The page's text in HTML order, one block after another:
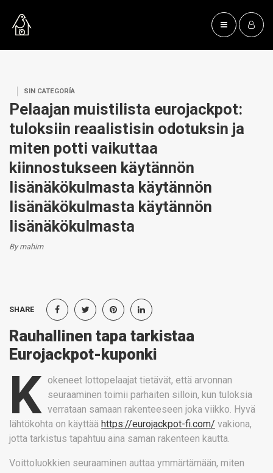
SIN CATEGORÍA
Pelaajan muistilista eurojackpot:
tuloksiin reaalistisin odotuksin ja
miten potti vaikuttaa
kiinnostukseen käytännön
lisänäkökulmasta käytännön
lisänäkökulmasta käytännön
lisänäkökulmasta
By mahim
SHARE
Rauhallinen tapa tarkistaa
Eurojackpot-kuponki
K okeneet lottopelaajat tietävät, että arvonnan
seuraaminen toimii parhaiten silloin, kun tuloksia
verrataan samaan rakenteeseen joka viikko. Hyvä
lähtökohta on käyttää https://eurojackpot-fi.com/ vakiona,
jotta tarkistus tapahtuu aina saman rakenteen kautta.
Voittoluokkien seuraaminen auttaa ymmärtämään, miten